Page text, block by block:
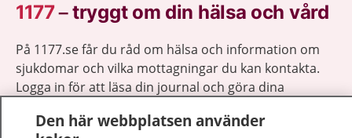
1177–tryggt om din hälsa och vård
På 1177.se får du råd om hälsa och information om
sjukdomar och vilka mottagningar du kan kontakta.
Logga in för att läsa din journal och göra dina
sjukvårdsrådgivning dygnet runt.
Den här webbplatsen använder